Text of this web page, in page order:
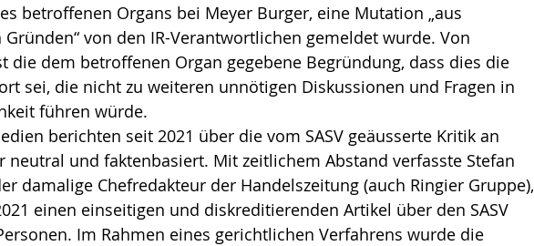
betroffenen Organs bei Meyer Burger, eine Mutation „aus
von den IR-Verantwortlichen gemeldet wurde. Von
die dem betroffenen Organ gegebene Begründung, dass dies die
sei, die nicht zu weiteren unnötigen Diskussionen und Fragen in
führen würde.
berichten seit 2021 über die vom SASV geäusserte Kritik an
neutral und faktenbasiert. Mit zeitlichem Abstand verfasste Stefan
damalige Chefredakteur der Handelszeitung (auch Ringier Gruppe),
einen einseitigen und diskreditierenden Artikel über den SASV
Im Rahmen eines gerichtlichen Verfahrens wurde die